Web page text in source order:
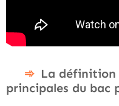
La définition
principales du bac